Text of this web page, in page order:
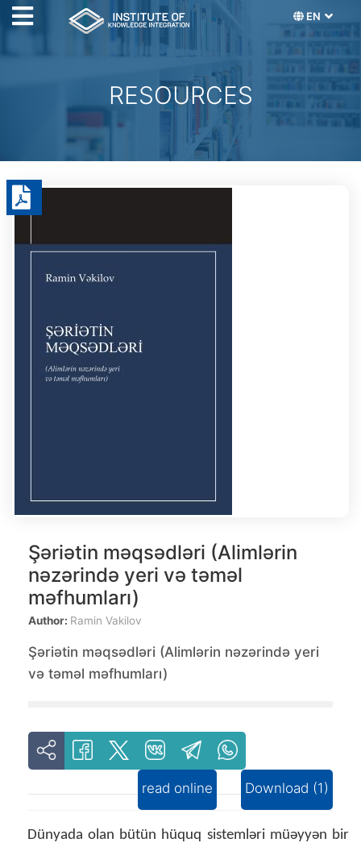
EN
RESOURCES
Şəriətin məqsədləri (Alimlərin
nəzərində yeri və təməl
məfhumları)
Author: Ramin Vakilov
Şəriətin məqsədləri (Alimlərin nəzərində yeri
və təməl məfhumları)
Download (1)
read online
Dünyada olan bütün hüquq sistemləri müəyyən bir